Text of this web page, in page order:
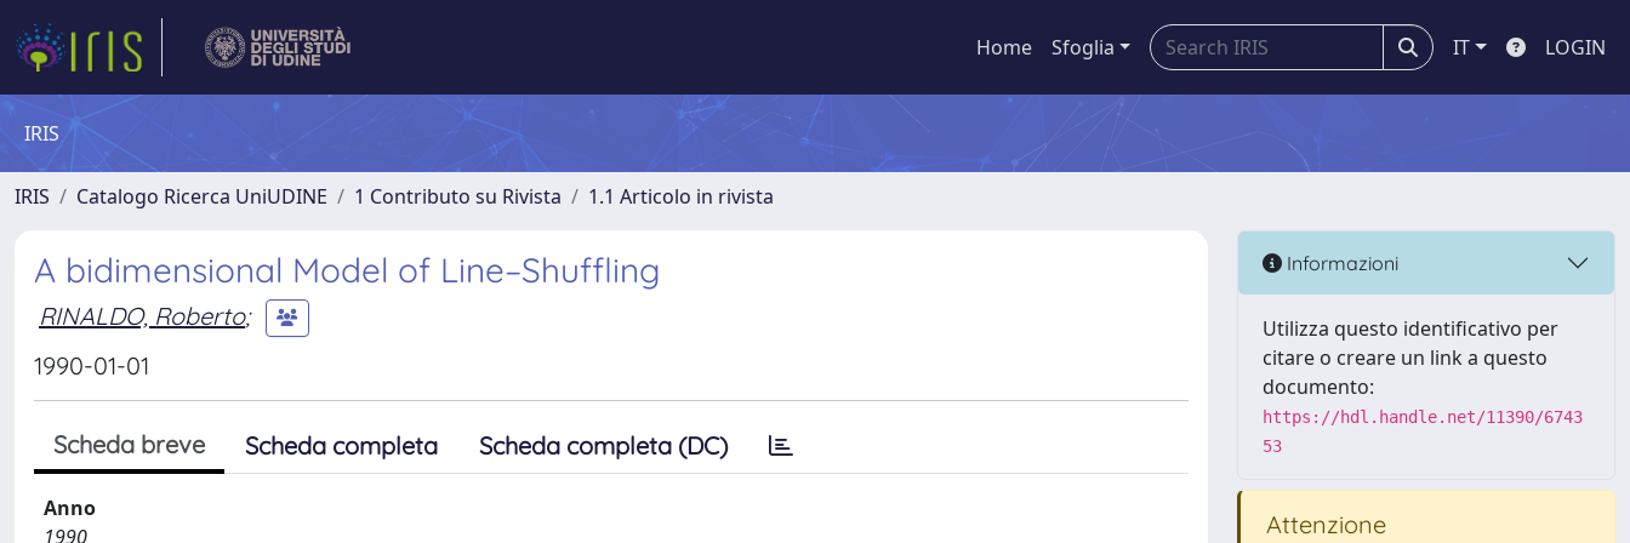
Home Sfoglia IT LOGIN
IRIS
IRIS Catalogo Ricerca UniUDINE 1 Contributo su Rivista 1.1 Articolo in rivista
A bidimensional Model of Line–Shuffling
RINALDO, Roberto;
1990-01-01
Scheda breve Scheda completa Scheda completa (DC)
Anno
1990
Informazioni
Utilizza questo identificativo per
citare o creare un link a questo
documento:
https://hdl.handle.net/11390/6743
53
Attenzione